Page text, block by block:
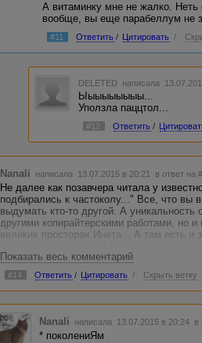
А витаминку мне не жалко. Неть
вообще, вы еще парабеллум не
#11 Ответить / Цитировать /
DELETED написала
Ыыыыыыыыы...
Уползла паццтол...
#12 Ответить /
Nanali написала 13.07.2015 в 20:21 в ответ на
Не далее как позавчера читала у
подбирались к частоколу..." Все, что вы
выдумать кто-то другой. А уникальность
другими копирайтерскими работами, но
великих просторах Инета... А там есть и
поколением (если Вы скажете, что и
Чтобы не присваивали мудрость
Показать весь комментарий
#14 Ответить / Цитировать / Скрыть ветку
Nanali написала 13.07.2015 в 20:24 в
* поколениЯм